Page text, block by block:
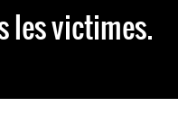
les victimes.